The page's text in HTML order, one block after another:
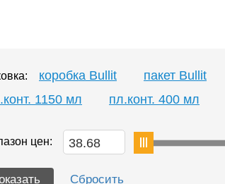
коробка Bullit пакет Bullit
1150 мл
пл.конт. 400 мл
цен: